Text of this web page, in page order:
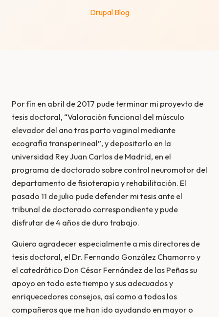
Drupal Blog
Por fín en abril de 2017 pude terminar mi proyevto de
tesis doctoral, “Valoración funcional del músculo
elevador del ano tras parto vaginal mediante
ecografía transperineal”, y depositarlo en la
universidad Rey Juan Carlos de Madrid, en el
programa de doctorado sobre control neuromotor del
departamento de fisioterapia y rehabilitación. El
pasado 11 de julio pude defender mi tesis ante el
tribunal de doctorado correspondiente y pude
disfrutar de 4 años de duro trabajo.
Quiero agradecer especialmente a mis directores de
tesis doctoral, el Dr. Fernando González Chamorro y
el catedrático Don César Fernández de las Peñas su
apoyo en todo este tiempo y sus adecuados y
enriquecedores consejos, así como a todos los
compañeros que me han ido ayudando en mayor o